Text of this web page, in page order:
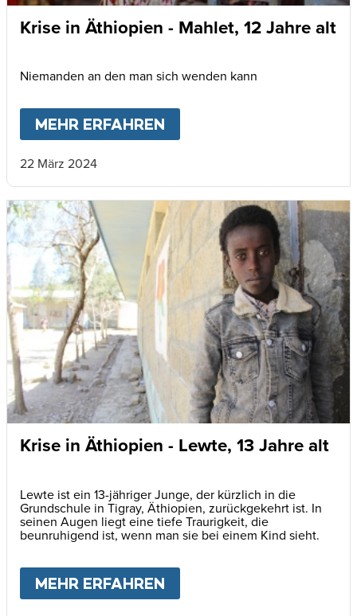
Krise in Äthiopien - Mahlet, 12 Jahre alt
Niemanden an den man sich wenden kann
MEHR ERFAHREN
22 März 2024
Krise in Äthiopien - Lewte, 13 Jahre alt
Lewte ist ein 13-jähriger Junge, der kürzlich in die
Grundschule in Tigray, Äthiopien, zurückgekehrt ist. In
seinen Augen liegt eine tiefe Traurigkeit, die
beunruhigend ist, wenn man sie bei einem Kind sieht.
MEHR ERFAHREN